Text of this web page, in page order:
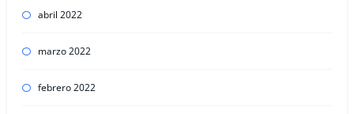
abril 2022
marzo 2022
febrero 2022